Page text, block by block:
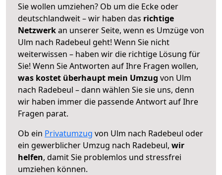
Sie wollen umziehen? Ob um die Ecke oder
deutschlandweit – wir haben das richtige
Netzwerkan unserer Seite, wenn es Umzüge von
Ulm nach Radebeul geht! Wenn Sie nicht
weiterwissen – haben wir die richtige Lösung für
Sie! Wenn Sie Antworten auf Ihre Fragen wollen,
was kostet überhaupt mein Umzug von Ulm
nach Radebeul – dann wählen Sie sie uns, denn
wir haben immer die passende Antwort auf Ihre
Fragen parat.
Ob ein Privatumzug von Ulm nach Radebeul oder
ein gewerblicher Umzug nach Radebeul, wir
helfen, damit Sie problemlos und stressfrei
umziehen können.